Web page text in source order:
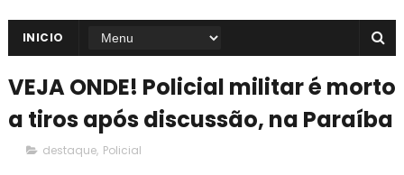
INICIO
VEJA ONDE! Policial militar é morto
a tiros após discussão, na Paraíba
destaque, Policial